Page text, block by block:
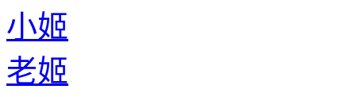
小姬
老姬